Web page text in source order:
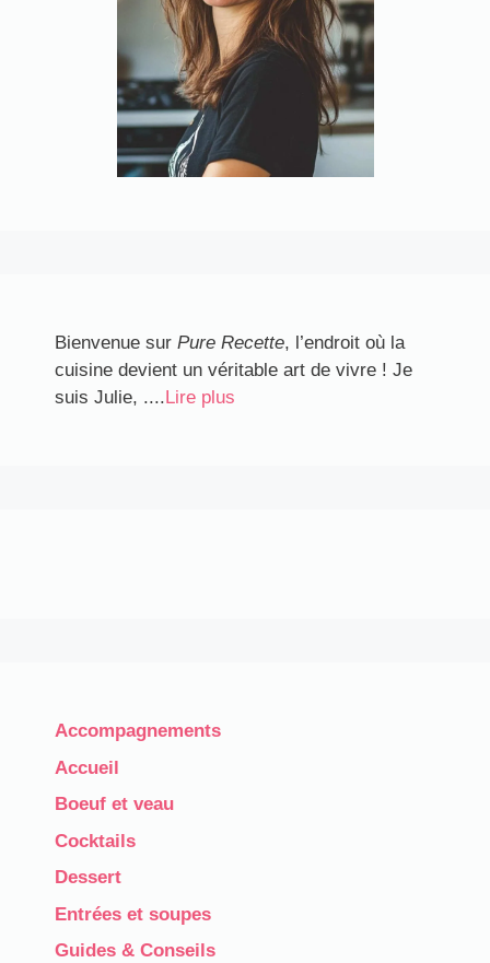
Bienvenue sur Pure Recette, l’endroit où la
cuisine devient un véritable art de vivre ! Je
suis Julie, .... Lire plus
Accompagnements
Accueil
Boeuf et veau
Cocktails
Dessert
Entrées et soupes
Guides & Conseils